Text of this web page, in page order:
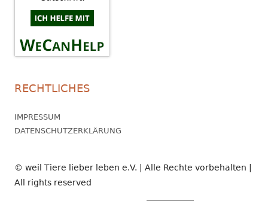
RECHTLICHES
IMPRESSUM
DATENSCHUTZERKLÄRUNG
© weil Tiere lieber leben e.V. | Alle Rechte vorbehalten |
All rights reserved